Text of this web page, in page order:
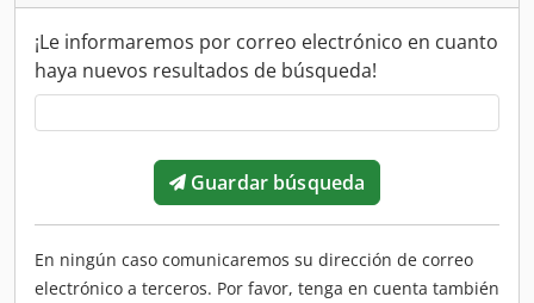
¡Le informaremos por correo electrónico en cuanto
haya nuevos resultados de búsqueda!
Guardar búsqueda
En ningún caso comunicaremos su dirección de correo
electrónico a terceros. Por favor, tenga en cuenta también